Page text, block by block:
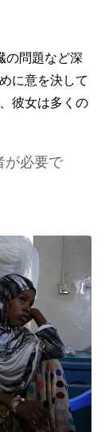
の問題など深
に意を決して
彼女は多くの
が必要で